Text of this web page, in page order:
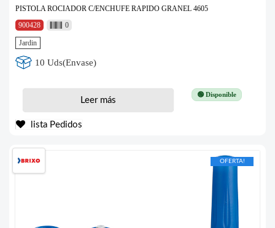
PISTOLA ROCIADOR C/ENCHUFE RAPIDO GRANEL 4605
900428
0
Jardin
10 Uds(Envase)
🟢 Disponible
Leer más
lista Pedidos
OFERTA!